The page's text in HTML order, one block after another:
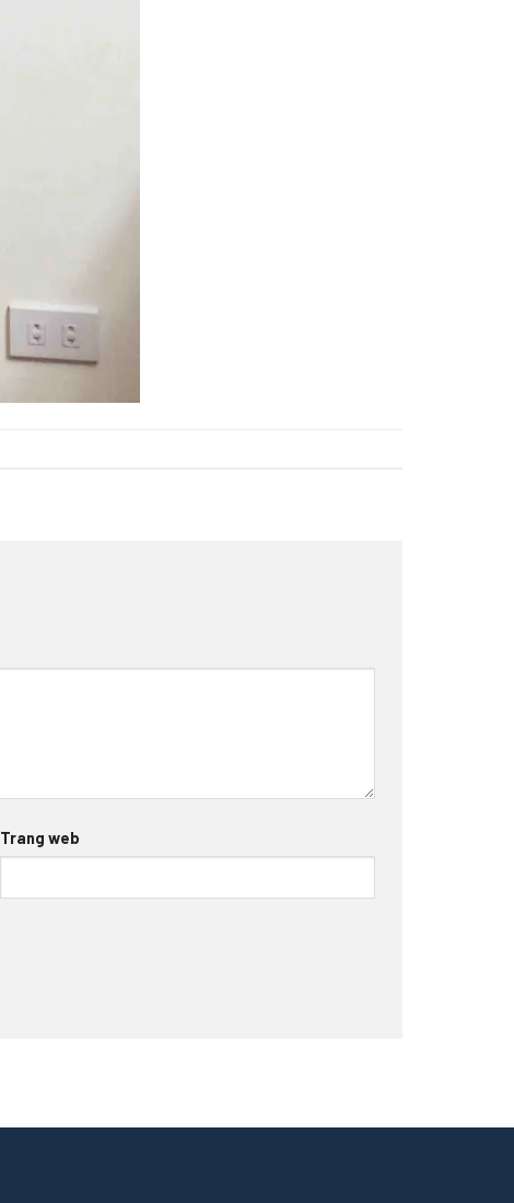
Trang web